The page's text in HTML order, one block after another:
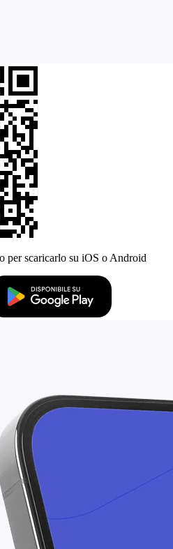
per scaricarlo su iOS o Android